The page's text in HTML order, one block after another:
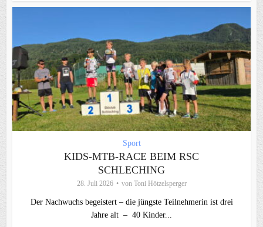
Sport
KIDS-MTB-RACE BEIM RSC
SCHLECHING
28. Juli 2026 von Toni Hötzelsperger
Der Nachwuchs begeistert – die jüngste Teilnehmerin ist drei
Jahre alt – 40 Kinder...